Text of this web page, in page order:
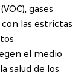
gases
las estrictas
el medio
salud de los